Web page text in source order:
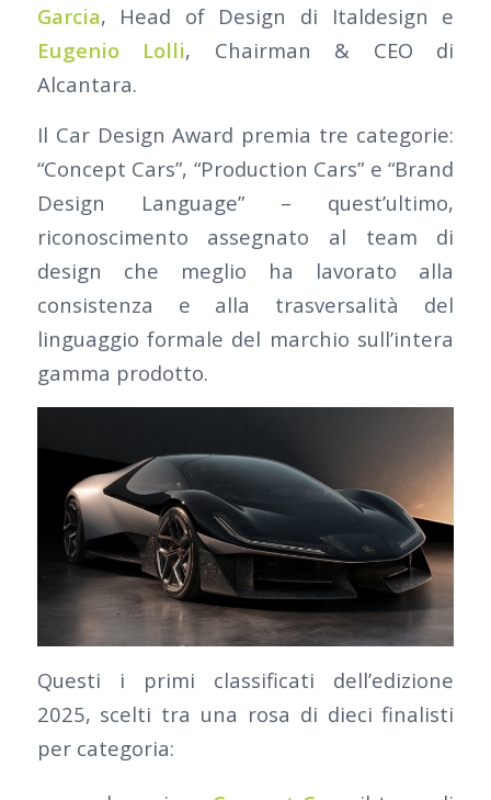
Garcia, Head of Design di Italdesign e
Eugenio Lolli, Chairman & CEO di
Alcantara.
Il Car Design Award premia tre categorie:
“Concept Cars”, “Production Cars” e “Brand
Design Language” – quest’ultimo,
riconoscimento assegnato al team di
design che meglio ha lavorato alla
consistenza e alla trasversalità del
linguaggio formale del marchio sull’intera
gamma prodotto.
Questi i primi classificati dell’edizione
2025, scelti tra una rosa di dieci finalisti
per categoria: